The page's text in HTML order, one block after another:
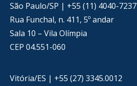
São Paulo/SP | +55 (11) 4040-7237
Rua Funchal, n. 411, 5º andar
Sala 10 – Vila Olímpia
CEP 04.551-060
Vitória/ES | +55 (27) 3345.0012